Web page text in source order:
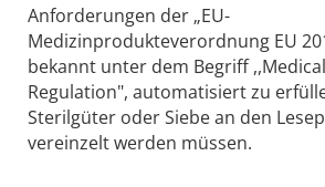
Anforderungen der „EU-
Medizinprodukteverordnung EU
bekannt unter dem Begriff
Regulation", automatisiert zu
Sterilgüter oder Siebe an den
vereinzelt werden müssen.